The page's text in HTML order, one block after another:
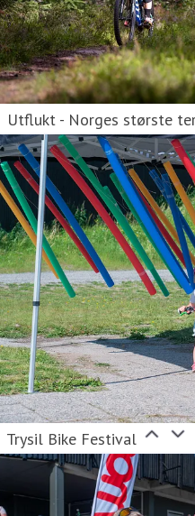
Utflukt - Norges største
Trysil Bike Festival